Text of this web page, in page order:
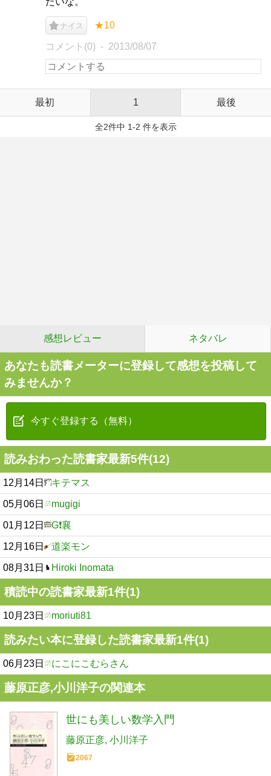
ナイス ★10
コメント(0) 2013/08/07
最初 1 最後
全2件中 1-2 件を表示
感想レビュー ネタバレ
あなたも読書メーターに登録して感想を投稿して
みませんか？
今すぐ登録する（無料）
読みおわった読書家最新5件(12)
12月14日 キテマス
05月06日 mugigi
01月12日 G❗️襄
12月16日 道楽モン
08月31日 Hiroki Inomata
積読中の読書家最新1件(1)
10月23日 moriuti81
読みたい本に登録した読書家最新1件(1)
06月23日 にこにこむらさん
藤原正彦,小川洋子の関連本
世にも美しい数学入門
藤原正彦 小川洋子
2067